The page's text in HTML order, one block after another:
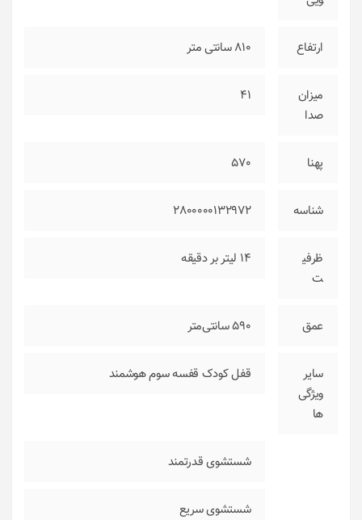
ارتفاع 810 سانتی متر
میزان
صدا
41
پهنا 570
شناسه 2800000132972
ظرفی
ت
14 لیتر بر دقیقه
عمق 590 سانتی‌متر
سایر
ویژگی‌
ها
قفل کودک قفسه سوم هوشمند
شستشوی قدرتمند
شستشوی سریع